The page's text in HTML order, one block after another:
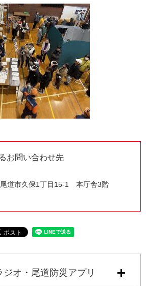
お問い合わせ先
道市久保1丁目15-1 本庁舎3階
ジオ・尾道防災アプリ